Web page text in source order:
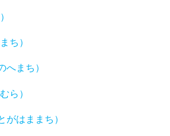
ち）
へまち）
ら）
がはままち）